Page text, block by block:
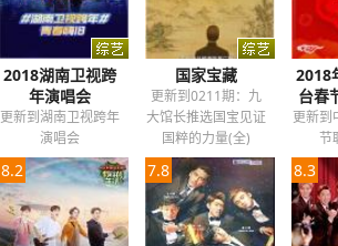
2018湖南卫视跨
年演唱会
更新到湖南卫视跨年
演唱会
国家宝藏
更新到0211期：九
大馆长推选国宝见证
国粹的力量(全)
2018
台春
更新到
节
8.2 7.8 8.3